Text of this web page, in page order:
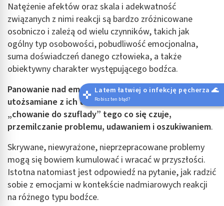
Natężenie afektów oraz skala i adekwatność
związanych z nimi reakcji są bardzo zróżnicowane
osobniczo i zależą od wielu czynników, takich jak
ogólny typ osobowości, pobudliwość emocjonalna,
suma doświadczeń danego człowieka, a także
obiektywny charakter występującego bodźca.
Panowanie nad emocjami nie powinno być
utożsamiane z ich tłumieniem rozumianym jako
„chowanie do szuflady” tego co się czuje,
przemilczanie problemu, udawaniem i oszukiwaniem.
Skrywane, niewyrażone, nieprzepracowane problemy
mogą się bowiem kumulować i wracać w przyszłości.
Istotna natomiast jest odpowiedź na pytanie, jak radzić
sobie z emocjami w kontekście nadmiarowych reakcji
na różnego typu bodźce.
Latem łatwiej o infekcję pęcherza 🌊
Robisz ten błąd?